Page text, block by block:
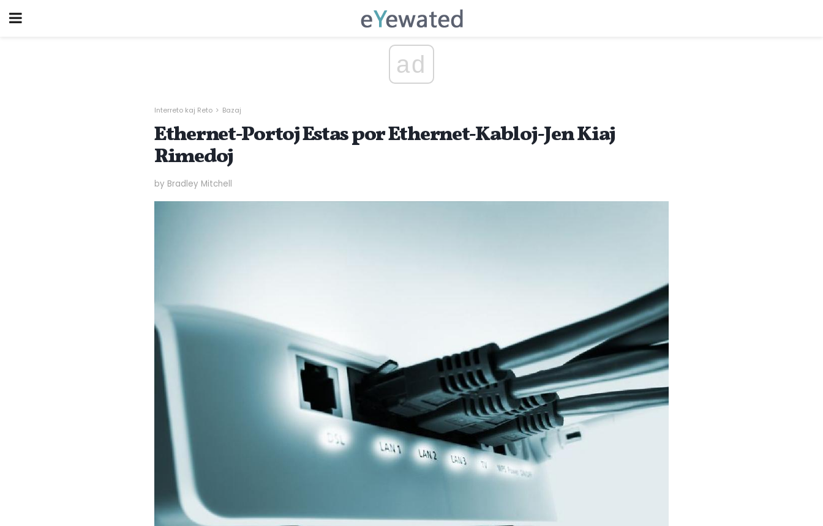
ad
Interreto kaj Reto Bazaj
Ethernet-Portoj Estas por Ethernet-Kabloj-Jen Kiaj
Rimedoj
by Bradley Mitchell